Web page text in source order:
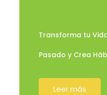
Transforma tu
Pasado y Crea
Leer más